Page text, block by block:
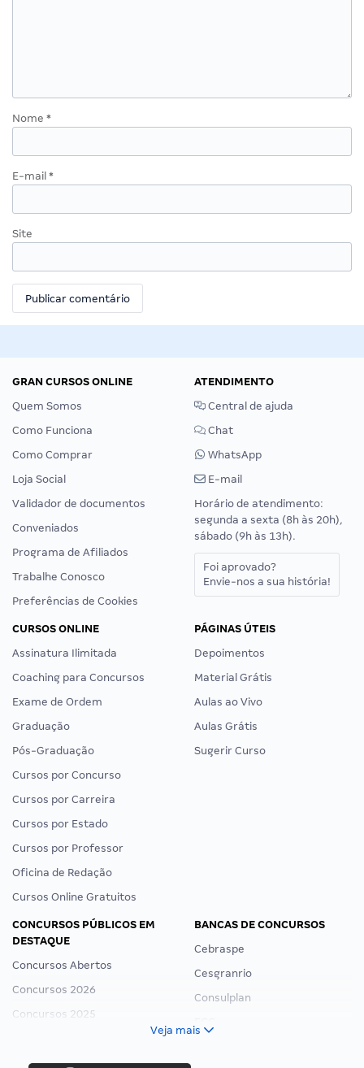
Nome *
E-mail *
Site
GRAN CURSOS ONLINE
Quem Somos
Como Funciona
Como Comprar
Loja Social
Validador de documentos
Conveniados
Programa de Afiliados
Trabalhe Conosco
Preferências de Cookies
ATENDIMENTO
Central de ajuda
Chat
WhatsApp
E-mail
Horário de atendimento:
segunda a sexta (8h às 20h),
sábado (9h às 13h).
Foi aprovado?
Envie-nos a sua história!
CURSOS ONLINE
Assinatura Ilimitada
Coaching para Concursos
Exame de Ordem
Graduação
Pós-Graduação
Cursos por Concurso
Cursos por Carreira
Cursos por Estado
Cursos por Professor
Oficina de Redação
Cursos Online Gratuitos
PÁGINAS ÚTEIS
Depoimentos
Material Grátis
Aulas ao Vivo
Aulas Grátis
Sugerir Curso
CONCURSOS PÚBLICOS EM
DESTAQUE
Concursos Abertos
Concursos 2026
Concursos 2025
Concurso Ibama
BANCAS DE CONCURSOS
Cebraspe
Cesgranrio
Consulplan
Veja mais